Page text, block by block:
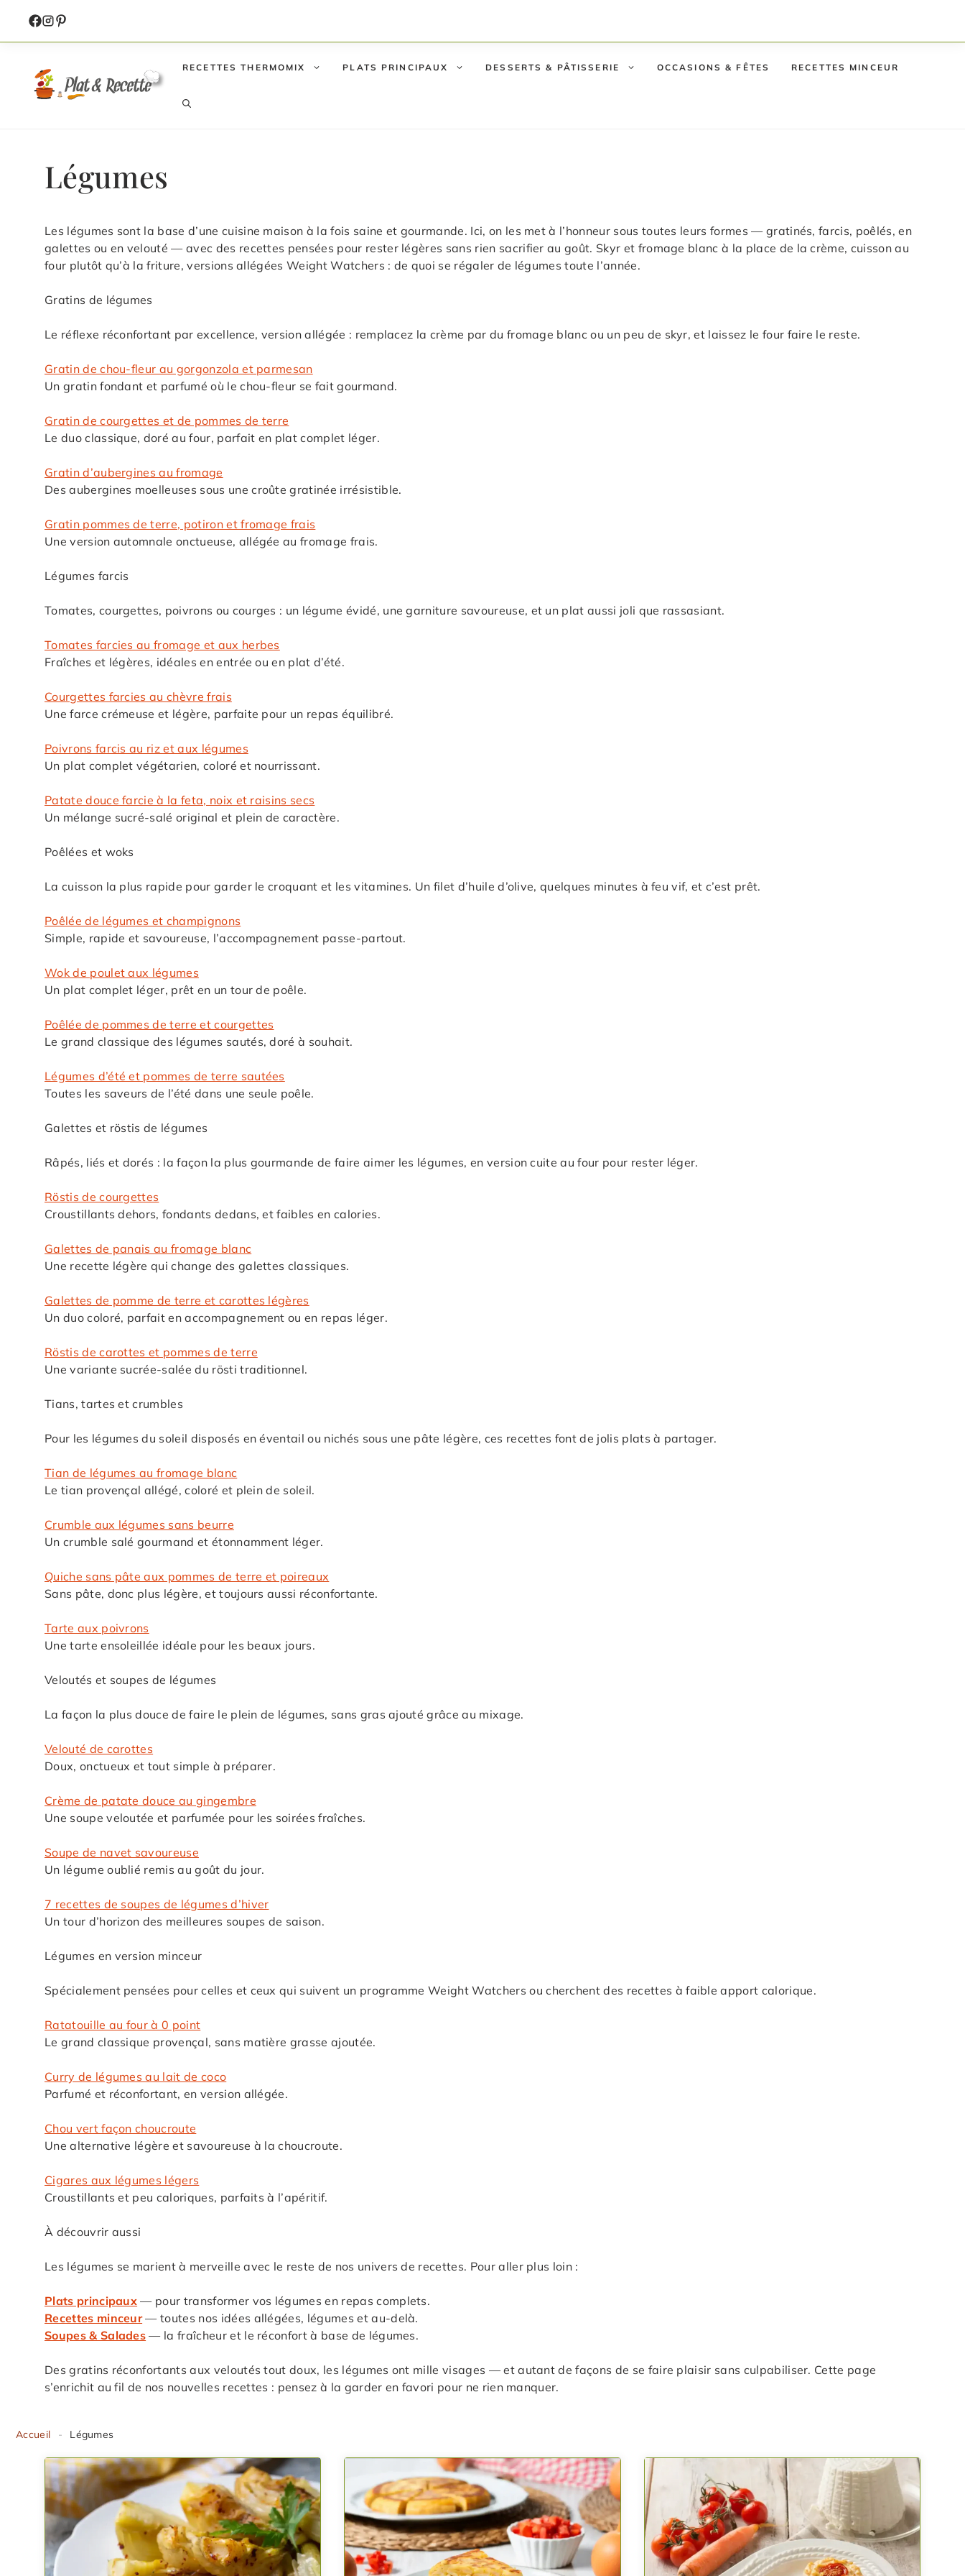
contenu
RECETTES THERMOMIX PLATS PRINCIPAUX DESSERTS & PÂTISSERIE OCCASIONS & FÊTES RECETTES MINCEUR
Légumes
Les légumes sont la base d’une cuisine maison à la fois saine et gourmande. Ici, on les met à l’honneur sous toutes leurs formes — gratinés, farcis, poêlés, en
galettes ou en velouté — avec des recettes pensées pour rester légères sans rien sacrifier au goût. Skyr et fromage blanc à la place de la crème, cuisson au
four plutôt qu’à la friture, versions allégées Weight Watchers : de quoi se régaler de légumes toute l’année.
Gratins de légumes
Le réflexe réconfortant par excellence, version allégée : remplacez la crème par du fromage blanc ou un peu de skyr, et laissez le four faire le reste.
Gratin de chou-fleur au gorgonzola et parmesan
Un gratin fondant et parfumé où le chou-fleur se fait gourmand.
Gratin de courgettes et de pommes de terre
Le duo classique, doré au four, parfait en plat complet léger.
Gratin d’aubergines au fromage
Des aubergines moelleuses sous une croûte gratinée irrésistible.
Gratin pommes de terre, potiron et fromage frais
Une version automnale onctueuse, allégée au fromage frais.
Légumes farcis
Tomates, courgettes, poivrons ou courges : un légume évidé, une garniture savoureuse, et un plat aussi joli que rassasiant.
Tomates farcies au fromage et aux herbes
Fraîches et légères, idéales en entrée ou en plat d’été.
Courgettes farcies au chèvre frais
Une farce crémeuse et légère, parfaite pour un repas équilibré.
Poivrons farcis au riz et aux légumes
Un plat complet végétarien, coloré et nourrissant.
Patate douce farcie à la feta, noix et raisins secs
Un mélange sucré-salé original et plein de caractère.
Poêlées et woks
La cuisson la plus rapide pour garder le croquant et les vitamines. Un filet d’huile d’olive, quelques minutes à feu vif, et c’est prêt.
Poêlée de légumes et champignons
Simple, rapide et savoureuse, l’accompagnement passe-partout.
Wok de poulet aux légumes
Un plat complet léger, prêt en un tour de poêle.
Poêlée de pommes de terre et courgettes
Le grand classique des légumes sautés, doré à souhait.
Légumes d’été et pommes de terre sautées
Toutes les saveurs de l’été dans une seule poêle.
Galettes et röstis de légumes
Râpés, liés et dorés : la façon la plus gourmande de faire aimer les légumes, en version cuite au four pour rester léger.
Röstis de courgettes
Croustillants dehors, fondants dedans, et faibles en calories.
Galettes de panais au fromage blanc
Une recette légère qui change des galettes classiques.
Galettes de pomme de terre et carottes légères
Un duo coloré, parfait en accompagnement ou en repas léger.
Röstis de carottes et pommes de terre
Une variante sucrée-salée du rösti traditionnel.
Tians, tartes et crumbles
Pour les légumes du soleil disposés en éventail ou nichés sous une pâte légère, ces recettes font de jolis plats à partager.
Tian de légumes au fromage blanc
Le tian provençal allégé, coloré et plein de soleil.
Crumble aux légumes sans beurre
Un crumble salé gourmand et étonnamment léger.
Quiche sans pâte aux pommes de terre et poireaux
Sans pâte, donc plus légère, et toujours aussi réconfortante.
Tarte aux poivrons
Une tarte ensoleillée idéale pour les beaux jours.
Veloutés et soupes de légumes
La façon la plus douce de faire le plein de légumes, sans gras ajouté grâce au mixage.
Velouté de carottes
Doux, onctueux et tout simple à préparer.
Crème de patate douce au gingembre
Une soupe veloutée et parfumée pour les soirées fraîches.
Soupe de navet savoureuse
Un légume oublié remis au goût du jour.
7 recettes de soupes de légumes d’hiver
Un tour d’horizon des meilleures soupes de saison.
Légumes en version minceur
Spécialement pensées pour celles et ceux qui suivent un programme Weight Watchers ou cherchent des recettes à faible apport calorique.
Ratatouille au four à 0 point
Le grand classique provençal, sans matière grasse ajoutée.
Curry de légumes au lait de coco
Parfumé et réconfortant, en version allégée.
Chou vert façon choucroute
Une alternative légère et savoureuse à la choucroute.
Cigares aux légumes légers
Croustillants et peu caloriques, parfaits à l’apéritif.
À découvrir aussi
Les légumes se marient à merveille avec le reste de nos univers de recettes. Pour aller plus loin :
Plats principaux — pour transformer vos légumes en repas complets.
Recettes minceur— toutes nos idées allégées, légumes et au-delà.
Soupes & Salades — la fraîcheur et le réconfort à base de légumes.
Des gratins réconfortants aux veloutés tout doux, les légumes ont mille visages — et autant de façons de se faire plaisir sans culpabiliser. Cette page
s’enrichit au fil de nos nouvelles recettes : pensez à la garder en favori pour ne rien manquer.
Accueil - Légumes